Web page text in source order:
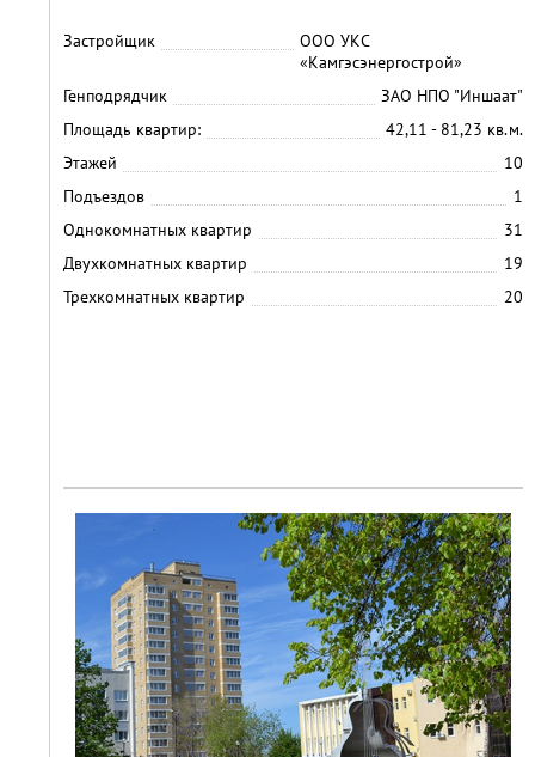
ООО УКС
«Камгэсэнергострой»
Застройщик
ЗАО НПО "Иншаат"
Генподрядчик
42,11 - 81,23 кв.м.
Площадь квартир:
10
Этажей
1
Подъездов
31
Однокомнатных квартир
19
Двухкомнатных квартир
20
Трехкомнатных квартир